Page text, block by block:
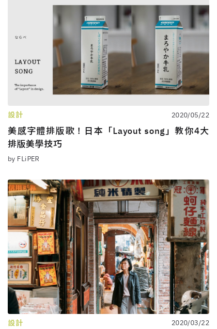
設計 2020/05/22
美感字體排版歌！日本「Layout song」教你4大
排版美學技巧
by FLiPER
設計 2020/03/22